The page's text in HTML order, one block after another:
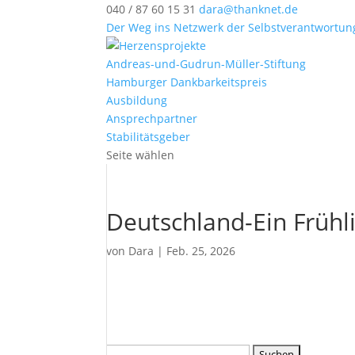
040 / 87 60 15 31 dara@thanknet.de
Der Weg ins Netzwerk der
Andreas-und-Gudrun-Müller-Stiftung
Hamburger Dankbarkeitspreis
Ausbildung
Ansprechpartner
Stabilitätsgeber
Seite wählen
Deutschland-Ein
von Dara | Feb. 25, 2026